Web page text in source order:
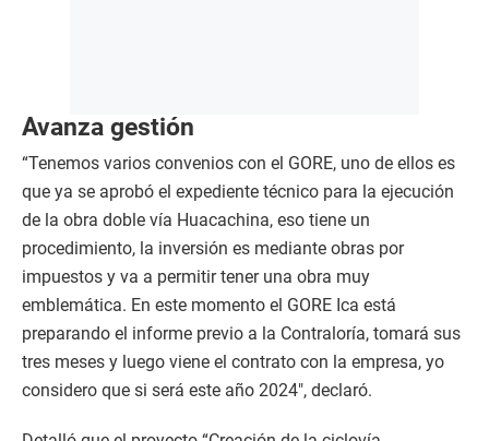
Avanza gestión
“Tenemos varios convenios con el GORE, uno de ellos es
que ya se aprobó el expediente técnico para la ejecución
de la obra doble vía Huacachina, eso tiene un
procedimiento, la inversión es mediante obras por
impuestos y va a permitir tener una obra muy
emblemática. En este momento el GORE Ica está
preparando el informe previo a la Contraloría, tomará sus
tres meses y luego viene el contrato con la empresa, yo
considero que si será este año 2024″, declaró.